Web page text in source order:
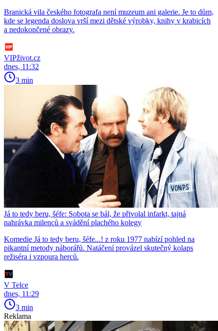
Branická vila českého fotografa není muzeum ani galerie. Je to dům,
kde se legenda doslova vrší mezi dětské výrobky, knihy v krabicích
a nedokončené obrazy.
VIPživot.cz
dnes, 11:32
3 min
Já to tedy beru, šéfe: Sobota se bál, že přivolal infarkt, tajná
nahrávka milenců a svádění plachého kolegy
Komedie Já to tedy beru, šéfe...! z roku 1977 nabízí pohled na
pikantní metody náborářů. Natáčení provázel skutečný kolaps
režiséra i vzpoura herců.
V Telce
dnes, 11:29
3 min
Reklama